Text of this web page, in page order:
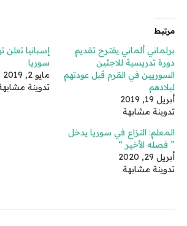
مرتبط
برلماني ألماني يقترح تقديم
دورة تدريسية للاجئين
السوريين في القرم قبل عودتهم
لبلادهم
أبريل 19, 2019
تدوينة مشابهة
سوريا
مايو 2, 2019
تدوينة
المعلم: النزاع في سوريا يدخل
” فصله الأخير “
أبريل 29, 2020
تدوينة مشابهة